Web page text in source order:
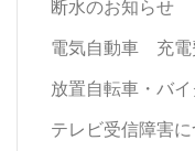
断水のお知らせ
電気自動車 充電
放置自転車・バ
テレビ受信障害に